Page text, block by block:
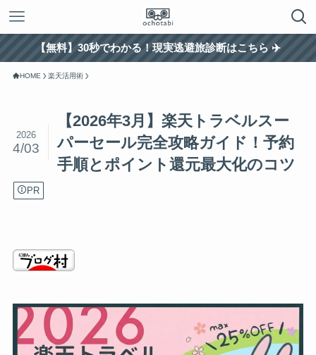
【無料】30秒でわかる！現実逃避旅診断はこちら ✈️
HOME 楽天活用術
【2026年3月】楽天トラベルスー
パーセール完全攻略ガイド！予約
手順とポイント還元最大化のコツ
2026
4/03
PR